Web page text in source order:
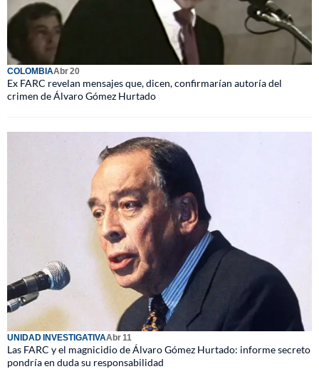
COLOMBIAAbr 20
Ex FARC revelan mensajes que, dicen, confirmarían autoría del
crimen de Álvaro Gómez Hurtado
UNIDAD INVESTIGATIVAAbr 11
Las FARC y el magnicidio de Álvaro Gómez Hurtado: informe secreto
pondría en duda su responsabilidad